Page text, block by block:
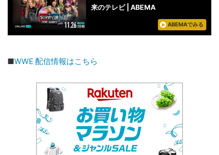
来のテレビ | ABEMA
ABEMAでみる
■WWE 配信情報はこちら